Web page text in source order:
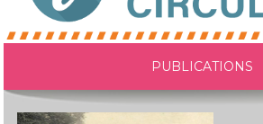
PUBLICATIONS